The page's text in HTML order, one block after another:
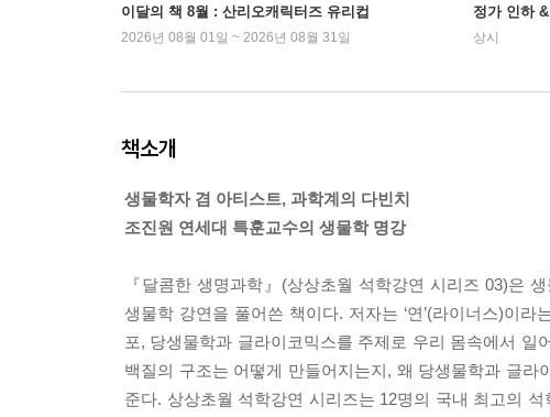
이달의 책 8월 : 산리오캐릭터즈 유리컵
2026년 08월 01일 ~ 2026년 08월 31일
정가 인하
상시
책소개
생물학자 겸 아티스트, 과학계의 다빈치
조진원 연세대 특훈교수의 생물학 명강
『달콤한 생명과학』(상상초월 석학강연 시리즈 03)은
생물학 강연을 풀어쓴 책이다. 저자는 ‘연’(라이너스)이
포, 당생물학과 글라이코믹스를 주제로 우리 몸속에서
백질의 구조는 어떻게 만들어지는지, 왜 당생물학과 글
준다. 상상초월 석학강연 시리즈는 12명의 국내 최고의